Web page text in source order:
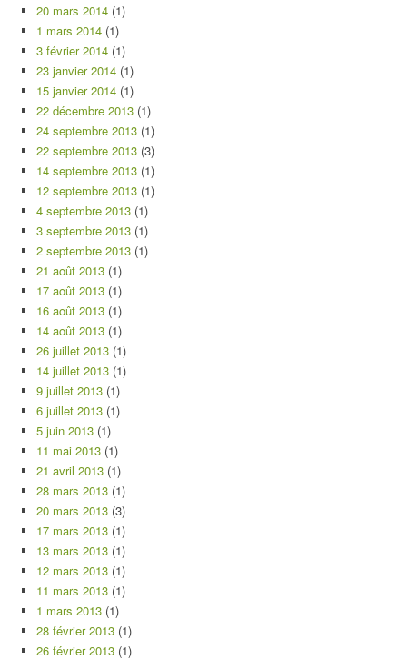
20 mars 2014 (1)
1 mars 2014 (1)
3 février 2014 (1)
23 janvier 2014 (1)
15 janvier 2014 (1)
22 décembre 2013 (1)
24 septembre 2013 (1)
22 septembre 2013 (3)
14 septembre 2013 (1)
12 septembre 2013 (1)
4 septembre 2013 (1)
3 septembre 2013 (1)
2 septembre 2013 (1)
21 août 2013 (1)
17 août 2013 (1)
16 août 2013 (1)
14 août 2013 (1)
26 juillet 2013 (1)
14 juillet 2013 (1)
9 juillet 2013 (1)
6 juillet 2013 (1)
5 juin 2013 (1)
11 mai 2013 (1)
21 avril 2013 (1)
28 mars 2013 (1)
20 mars 2013 (3)
17 mars 2013 (1)
13 mars 2013 (1)
12 mars 2013 (1)
11 mars 2013 (1)
1 mars 2013 (1)
28 février 2013 (1)
26 février 2013 (1)